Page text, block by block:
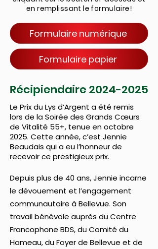
en remplissant le formulaire!
Formulaire numérique
Formulaire papier
Récipiendaire2024-2025
Le Prix du Lys d’Argent a été remis
lors de la Soirée des Grands Cœurs
de Vitalité 55+, tenue en octobre
2025. Cette année, c’est Jennie
Beaudais qui a eu l’honneur de
recevoir ce prestigieux prix.
Depuis plus de 40 ans, Jennie incarne
le dévouement et l’engagement
communautaire à Bellevue. Son
travail bénévole auprès du Centre
Francophone BDS, du Comité du
Hameau, du Foyer de Bellevue et de